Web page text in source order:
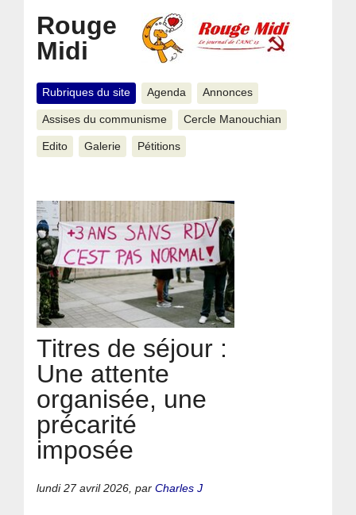
Rouge
Midi
Rubriques du site Agenda Annonces
Assises du communisme Cercle Manouchian
Edito Galerie Pétitions
Titres de séjour :
Une attente
organisée, une
précarité
imposée
lundi 27 avril 2026 ,parCharles J